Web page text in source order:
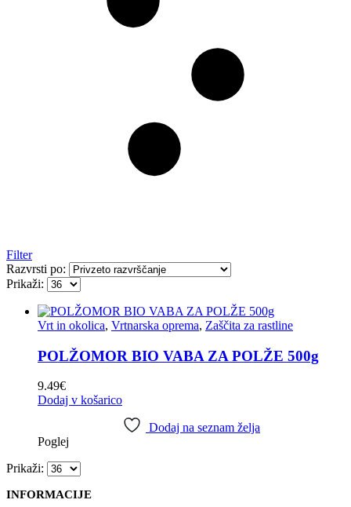
Filter
Razvrsti po:
Prikaži:
Vrt in okolica, Vrtnarska oprema, Zaščita za rastline
POLŽOMOR BIO VABA ZA POLŽE 500g
9.49€
Dodaj v košarico
Dodaj na seznam želja
Poglej
Prikaži:
INFORMACIJE